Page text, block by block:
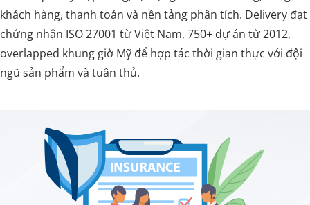
khách hàng, thanh toán và nền tảng phân tích. Delivery đạt
chứng nhận ISO 27001 từ Việt Nam, 750+ dự án từ 2012,
overlapped khung giờ Mỹ để hợp tác thời gian thực với đội
ngũ sản phẩm và tuân thủ.